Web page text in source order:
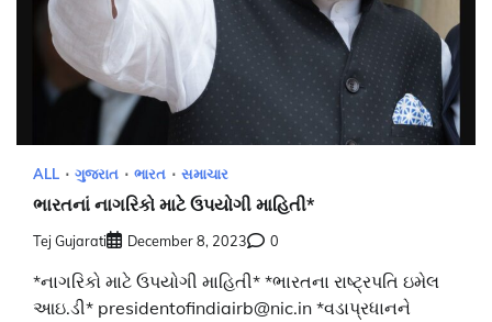
ALL ગુજરાત ભારત સમાચાર
ભારતનાં નાગરિકો માટે ઉપયોગી માહિતી*
Tej Gujarati December 8, 2023 0
*નાગરિકો માટે ઉપયોગી માહિતી* *ભારતના રાષ્ટ્રપતિ ઇમેલ
આઇ.ડી* presidentofindiairb@nic.in *વડાપ્રધાનને